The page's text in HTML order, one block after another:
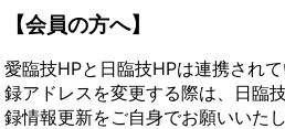
【会員の方へ】
愛臨技HPと日臨技HPは連携され
録アドレスを変更する際は、日臨
録情報更新をご自身でお願いいたし